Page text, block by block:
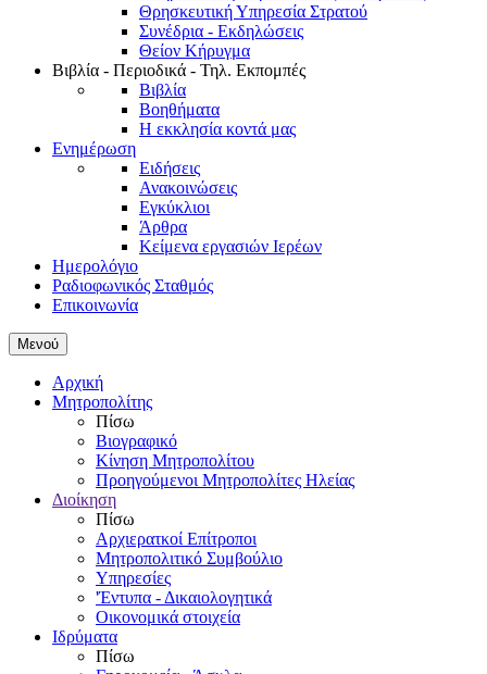
Θρησκευτική Υπηρεσία Στρατού
Συνέδρια - Εκδηλώσεις
Θείον Κήρυγμα
Βιβλία - Περιοδικά - Τηλ. Εκπομπές
Βιβλία
Βοηθήματα
Η εκκλησία κοντά μας
Ενημέρωση
Ειδήσεις
Ανακοινώσεις
Εγκύκλιοι
Άρθρα
Κείμενα εργασιών Ιερέων
Ημερολόγιο
Ραδιοφωνικός Σταθμός
Επικοινωνία
Μενού
Αρχική
Μητροπολίτης
Πίσω
Βιογραφικό
Κίνηση Μητροπολίτου
Προηγούμενοι Μητροπολίτες Ηλείας
Διοίκηση
Πίσω
Αρχιερατκοί Επίτροποι
Μητροπολιτικό Συμβούλιο
Υπηρεσίες
'Έντυπα - Δικαιολογητικά
Οικονομικά στοιχεία
Ιδρύματα
Πίσω